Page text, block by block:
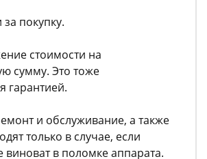
покупку.
стоимости на
сумму. Это тоже
гарантией.
и обслуживание, а также
только в случае, если
виноват в поломке аппарата.